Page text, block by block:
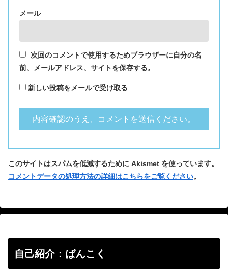
メール
次回のコメントで使用するためブラウザーに自分の名
前、メールアドレス、サイトを保存する。
新しい投稿をメールで受け取る
このサイトはスパムを低減するために Akismet を使っています。
コメントデータの処理方法の詳細はこちらをご覧ください。
自己紹介：ばんこく